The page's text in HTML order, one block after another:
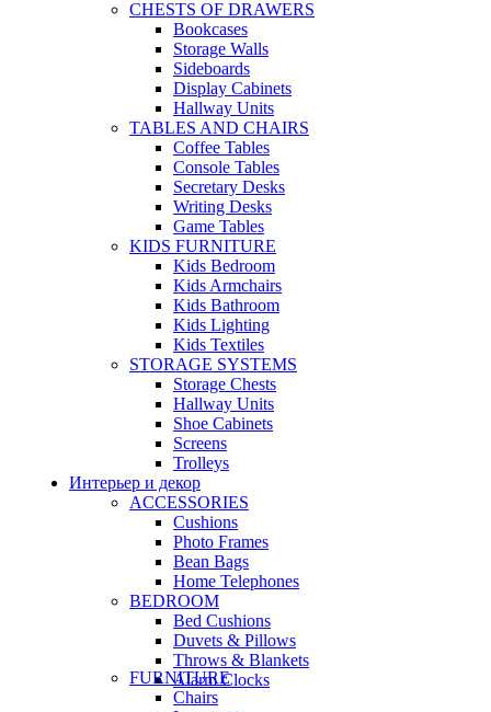
CHESTS OF DRAWERS
Bookcases
Storage Walls
Sideboards
Display Cabinets
Hallway Units
TABLES AND CHAIRS
Coffee Tables
Console Tables
Secretary Desks
Writing Desks
Game Tables
KIDS FURNITURE
Kids Bedroom
Kids Armchairs
Kids Bathroom
Kids Lighting
Kids Textiles
STORAGE SYSTEMS
Storage Chests
Hallway Units
Shoe Cabinets
Screens
Trolleys
Интерьер и декор
ACCESSORIES
Cushions
Photo Frames
Bean Bags
Home Telephones
BEDROOM
Bed Cushions
Duvets & Pillows
Throws & Blankets
Alarm Clocks
FURNITURE
Chairs